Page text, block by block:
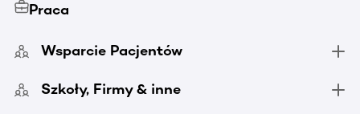
Praca
Wsparcie Pacjentów
Szkoły, Firmy & inne